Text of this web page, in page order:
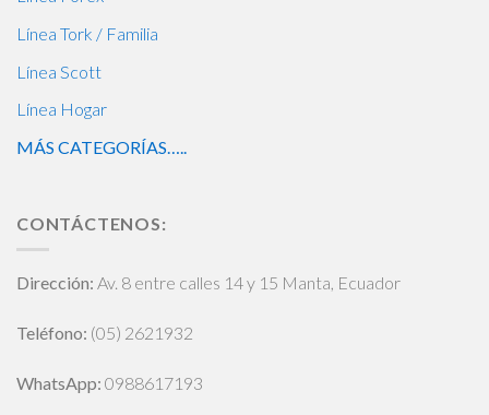
Línea Tork / Familia
Línea Scott
Línea Hogar
MÁS CATEGORÍAS…..
CONTÁCTENOS:
Dirección: Av. 8 entre calles 14 y 15 Manta, Ecuador
Teléfono: (05) 2621932
WhatsApp: 0988617193